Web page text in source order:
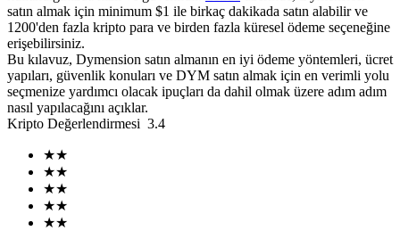
USDT Vadeli İşlemleri
Teminat olarak USDT kullanan vadeli işlemler
satın almak için minimum $1 ile birkaç dakikada satın alabilir ve
1200'den fazla kripto para ve birden fazla küresel ödeme seçeneğine
erişebilirsiniz.
Bu kılavuz, Dymension satın almanın en iyi ödeme yöntemleri, ücret
yapıları, güvenlik konuları ve DYM satın almak için en verimli yolu
seçmenize yardımcı olacak ipuçları da dahil olmak üzere adım adım
nasıl yapılacağını açıklar.
Kripto Değerlendirmesi 3.4
★★
★★
★★
★★
★★